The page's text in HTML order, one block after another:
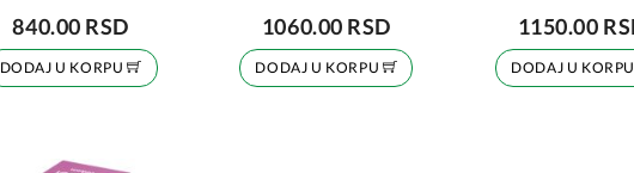
840.00 RSD
DODAJ U KORPU
1060.00 RSD
DODAJ U KORPU
1150.00
DODAJ U KORPU